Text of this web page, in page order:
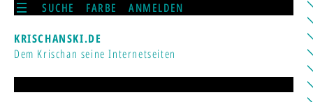
SUCHE FARBE ANMELDEN
KRISCHANSKI.DE
Dem Krischan seine Internetseiten